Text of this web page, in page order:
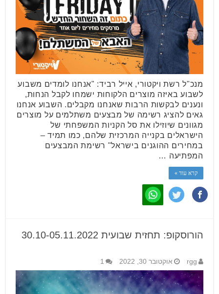
מנכ"ל רשת ויקטורי, אייל רביד: "אנחנו לומדים משבוע
לשבוע באיזה מוצרים הלקוחות ישמחו לקבל הנחות,
ונענים לבקשות הרבות שאנחנו מקבלים. השבוע אנחנו
גאים להציג רשימה של מבצעים משתלמים על מוצרים
מגוונים שיוזילו את סל הקניות המשפחתי של
הישראלים בקנייה המרכזית שלהם, כמו תמיד –
במחירים ההוגנים בישראל" רשימת המבצעים
המפתיעה …
קרא עוד »
הורוסקופ: תחזית שבועית 30.10-05.11.2022
rgg אוקטובר 30, 2022 1